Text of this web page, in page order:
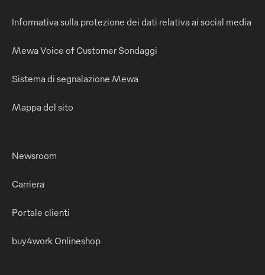
Informativa sulla protezione dei dati relativa ai social media
Mewa Voice of Customer Sondaggi
Sistema di segnalazione Mewa
Mappa del sito
Newsroom
Carriera
Portale clienti
buy4work Onlineshop